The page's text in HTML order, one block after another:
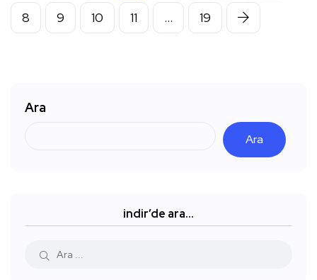
8 9 10 11 … 19
Ara
Ara
indir’de ara…